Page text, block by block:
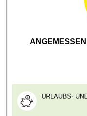
URLAUBS-